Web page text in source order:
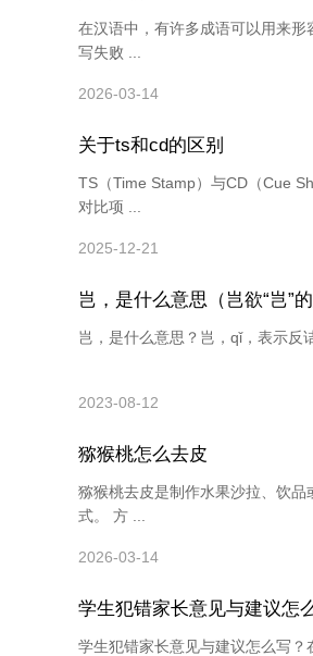
在汉语中，有许多成语可以用来
写失败 ...
2026-03-14
关于ts和cd的区别
TS（Time Stamp）与CD（Cue
对比项 ...
2025-12-21
岂，是什么意思（岂欲“岂”的
岂，是什么意思？岂，qǐ，表示反
2023-08-12
猕猴桃怎么去皮
猕猴桃去皮是制作水果沙拉、饮
式。 方 ...
2026-03-14
学生犯错家长意见与建议怎
学生犯错家长意见与建议怎么写